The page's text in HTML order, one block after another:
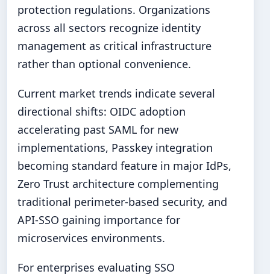
protection regulations. Organizations
across all sectors recognize identity
management as critical infrastructure
rather than optional convenience.
Current market trends indicate several
directional shifts: OIDC adoption
accelerating past SAML for new
implementations, Passkey integration
becoming standard feature in major IdPs,
Zero Trust architecture complementing
traditional perimeter-based security, and
API-SSO gaining importance for
microservices environments.
For enterprises evaluating SSO